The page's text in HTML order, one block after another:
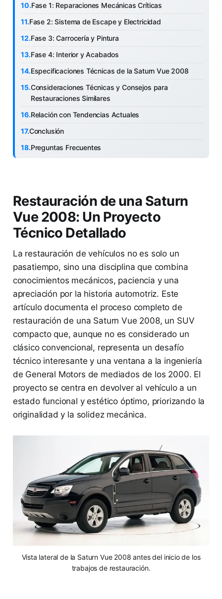
Fase 1: Reparaciones Mecánicas Críticas
Fase 2: Sistema de Escape y Electricidad
Fase 3: Carrocería y Pintura
Fase 4: Interior y Acabados
Especificaciones Técnicas de la Saturn Vue 2008
Consideraciones Técnicas y Consejos para
Restauraciones Similares
Relación con Tendencias Actuales
Conclusión
Preguntas Frecuentes
Restauración de una Saturn
Vue 2008: Un Proyecto
Técnico Detallado
La restauración de vehículos no es solo un
pasatiempo, sino una disciplina que combina
conocimientos mecánicos, paciencia y una
apreciación por la historia automotriz. Este
artículo documenta el proceso completo de
restauración de una Saturn Vue 2008, un SUV
compacto que, aunque no es considerado un
clásico convencional, representa un desafío
técnico interesante y una ventana a la ingeniería
de General Motors de mediados de los 2000. El
proyecto se centra en devolver al vehículo a un
estado funcional y estético óptimo, priorizando la
originalidad y la solidez mecánica.
Vista lateral de la Saturn Vue 2008 antes del inicio de los
trabajos de restauración.